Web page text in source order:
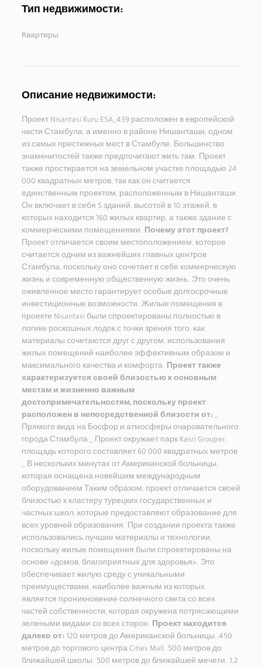
Тип недвижимости:
Квартиры
Описание недвижимости:
Проект Nisantasi Kuru ESA_439 расположен в европейской
части Стамбула, а именно в районе Нишанташи, одном
из самых престижных мест в Стамбуле. Большинство
знаменитостей также предпочитают жить там. Проект
также простирается на земельном участке площадью 24
000 квадратных метров, так как он считается
единственным проектом, расположенным в Нишанташи.
Он включает в себя 5 зданий, высотой в 10 этажей, в
которых находится 160 жилых квартир, а также здание с
коммерческими помещениями. Почему этот проект?
Проект отличается своим местоположением, которое
считается одним из важнейших главных центров
Стамбула, поскольку оно сочетает в себе коммерческую
жизнь и современную общественную жизнь. Это очень
оживленное место гарантирует особые долгосрочные
инвестиционные возможности. Жилые помещения в
проекте Nisantasi были спроектированы полностью в
логике роскошных лодок с точки зрения того, как
материалы сочетаются друг с другом, использования
жилых помещений наиболее эффективным образом и
максимального качества и комфорта. Проект также
характеризуется своей близостью к основным
местам и жизненно важным
достопримечательностям, поскольку проект
расположен в непосредственной близости от:_
Прямого вида на Босфор и атмосферы очаровательного
города Стамбула _ Проект окружает парк Kasri Grouper,
площадь которого составляет 60 000 квадратных метров
_ В нескольких минутах от Американской больницы,
которая оснащена новейшим международным
оборудованием Таким образом, проект отличается своей
близостью к кластеру турецких государственных и
частных школ, которые предоставляют образование для
всех уровней образования. При создании проекта также
использовались лучшие материалы и технологии,
поскольку жилые помещения были спроектированы на
основе «домов, благоприятных для здоровья». Это
обеспечивает жилую среду с уникальными
преимуществами, наиболее важным из которых
является проникновение солнечного света со всех
частей собственности, которая окружена потрясающими
зелеными видами со всех сторон. Проект находится
далеко от:120 метров до Американской больницы. 450
метров до торгового центра Cities Mall. 500 метров до
ближайшей школы. 500 метров до ближайшей мечети. 1,2